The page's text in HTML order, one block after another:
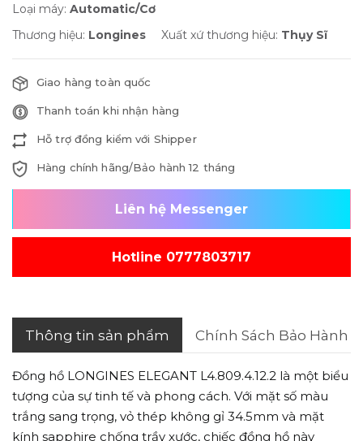
Loại máy: Automatic/Cơ
Thương hiệu: Longines Xuất xứ thương hiệu: Thụy Sĩ
Giao hàng toàn quốc
Thanh toán khi nhận hàng
Hỗ trợ đồng kiểm với Shipper
Hàng chính hãng/Bảo hành 12 tháng
Liên hệ Messenger
Hotline 0777803717
Thông tin sản phẩm Chính Sách Bảo Hành
Đồng hồ LONGINES ELEGANT L4.809.4.12.2 là một biểu
tượng của sự tinh tế và phong cách. Với mặt số màu
trắng sang trọng, vỏ thép không gỉ 34.5mm và mặt
kính sapphire chống trầy xước, chiếc đồng hồ này